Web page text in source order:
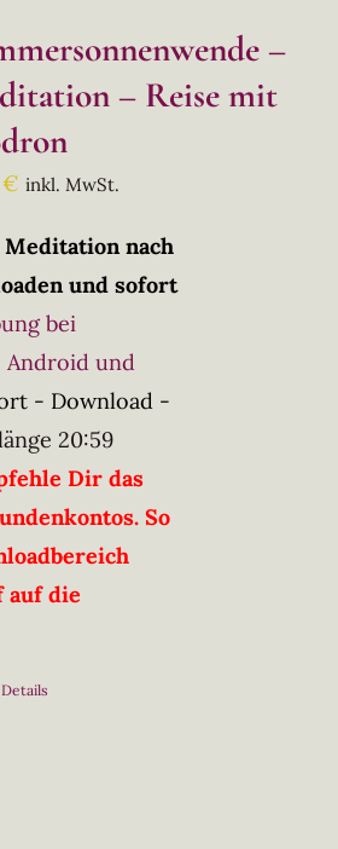
–
– Reise mit
€ inkl. MwSt.
nach
und sofort
bei
Android und
- Download -
20:59
Dir das
So
auf die
Details